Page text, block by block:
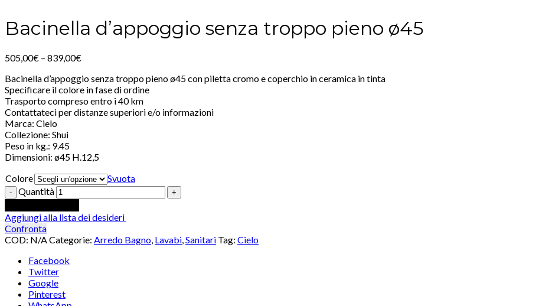
Bacinella d’appoggio senza troppo pieno ø45
505,00€ – 839,00€
Bacinella d’appoggio senza troppo pieno ø45 con piletta cromo e coperchio in ceramica in tinta
Specificare il colore in fase di ordine
Trasporto compreso entro i 40 km
Contattateci per distanze superiori e/o informazioni
Marca: Cielo
Collezione: Shui
Peso in kg.: 9.45
Dimensioni: ø45 H.12,5
Colore
Svuota
Quantità
Aggiungi alla lista dei desideri
Confronta
COD: N/ACategorie: Arredo Bagno, Lavabi,Sanitari Tag: Cielo
Facebook
Twitter
Google
Pinterest